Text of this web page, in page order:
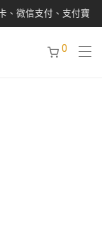
、微信支付、支付寶
0